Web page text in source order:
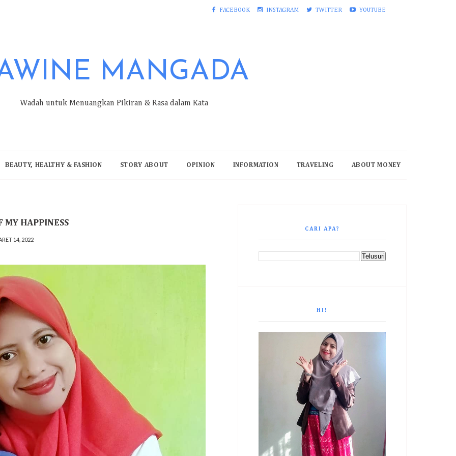
FACEBOOK INSTAGRAM TWITTER YOUTUBE
MANGADA
Wadah untuk Menuangkan Pikiran & Rasa dalam Kata
BEAUTY, HEALTHY & FASHION STORY ABOUT OPINION INFORMATION TRAVELING ABOUT MONEY
MY HAPPINESS
14, 2022
CARI APA?
HI!